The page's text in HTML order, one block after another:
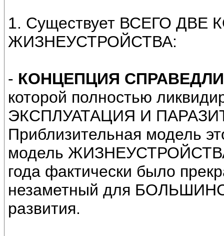
1. Существует ВСЕГО
ЖИЗНЕУСТРОЙСТВА:
- КОНЦЕПЦИЯ
которой полностью
ЭКСПЛУАТАЦИЯ И
Приблизительная модель
модель
года фактически было
незаметный для
развития.